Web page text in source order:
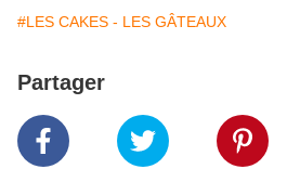
#LES CAKES - LES GÂTEAUX
Partager